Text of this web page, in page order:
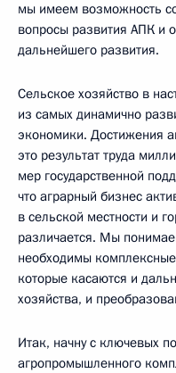
мы имеем возможность
вопросы развития АПК и
дальнейшего развития.
Сельское хозяйство в
из самых динамично
экономики. Достижения
это результат труда
мер государственной
что аграрный бизнес
в сельской местности и
различается. Мы
необходимы
которые касаются и
хозяйства, и
Итак, начну с ключевых
агропромышленного